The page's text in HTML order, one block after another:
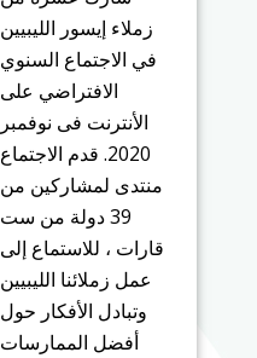
زملاء إيسور الليبيين
في الاجتماع السنوي
الافتراضي على
الأنترنت فى نوفمبر
2020. قدم الاجتماع
منتدى لمشاركين من
39 دولة من ست
قارات ، للاستماع إلى
عمل زملائنا الليبيين
وتبادل الأفكار حول
أفضل الممارسات